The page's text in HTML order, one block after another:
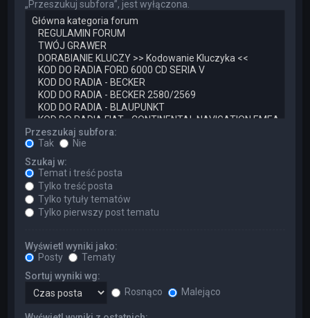
„Przeszukuj subfora”, jest wyłączona.
Przeszukaj subfora:
Tak
Nie
Szukaj w:
Temat i treść posta
Tylko treść posta
Tylko tytuły tematów
Tylko pierwszy post tematu
Wyświetl wyniki jako:
Posty
Tematy
Sortuj wyniki wg:
Rosnąco
Malejąco